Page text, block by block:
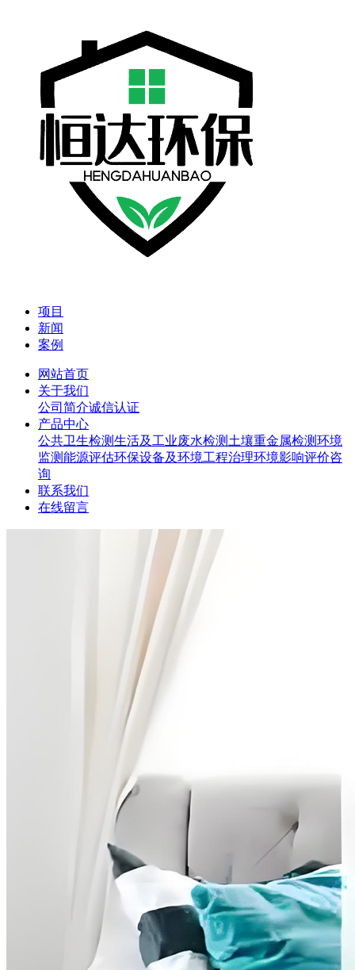
项目
新闻
案例
网站首页
关于我们
公司简介诚信认证
产品中心
公共卫生检测生活及工业废水检测 土壤重金属检测环境
监测能源评估环保设备及环境工程治理环境影响评价咨
询
联系我们
在线留言